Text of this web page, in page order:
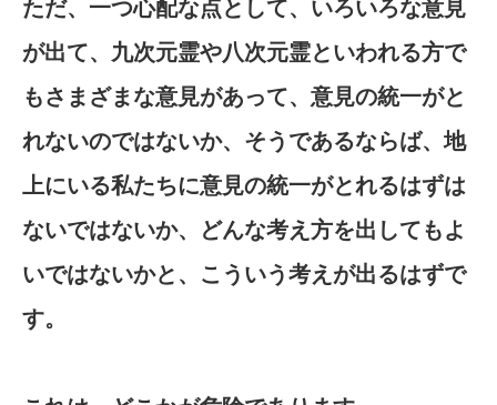
ただ、一つ心配な点として、いろいろな意見
が出て、九次元霊や八次元霊といわれる方で
もさまざまな意見があって、意見の統一がと
れないのではないか、そうであるならば、地
上にいる私たちに意見の統一がとれるはずは
ないではないか、どんな考え方を出してもよ
いではないかと、こういう考えが出るはずで
す。